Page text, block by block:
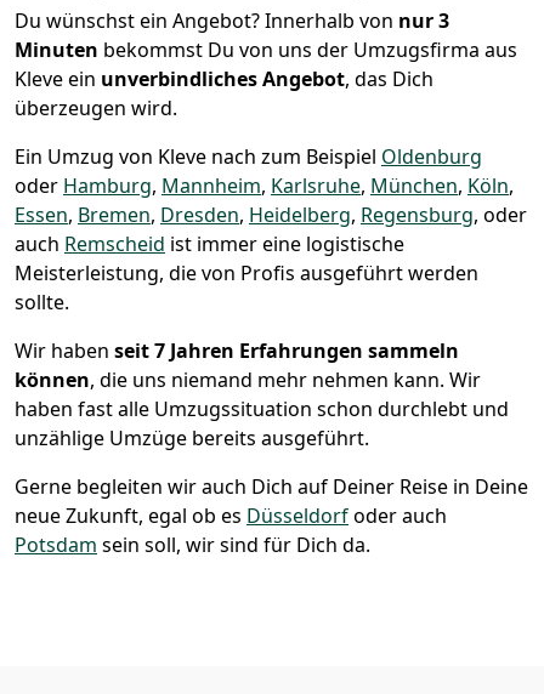
Du wünschst ein Angebot? Innerhalb von nur 3
Minuten bekommst Du von uns der Umzugsfirma aus
Kleve ein unverbindliches Angebot, das Dich
überzeugen wird.
Ein Umzug von Kleve nach zum Beispiel Oldenburg
oder Hamburg, Mannheim, Karlsruhe, München, Köln,
Essen, Bremen, Dresden, Heidelberg, Regensburg, oder
auch Remscheid ist immer eine logistische
Meisterleistung, die von Profis ausgeführt werden
sollte.
Wir haben seit7 Jahren Erfahrungen sammeln
können, die uns niemand mehr nehmen kann. Wir
haben fast alle Umzugssituation schon durchlebt und
unzählige Umzüge bereits ausgeführt.
Gerne begleiten wir auch Dich auf Deiner Reise in Deine
neue Zukunft, egal ob es Düsseldorfoder auch
Potsdam sein soll, wir sind für Dich da.